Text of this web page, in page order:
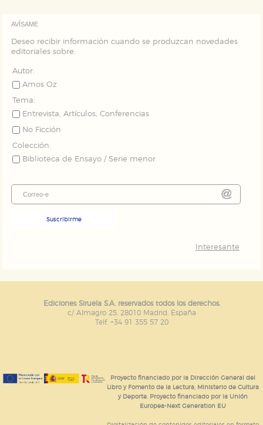
AVÍSAME
Deseo recibir información cuando se produzcan novedades
editoriales sobre:
Autor:
Amos Oz
Tema:
Entrevista, Artículos, Conferencias
No Ficción
Colección:
Biblioteca de Ensayo / Serie menor
Suscribirme
Interesante
Ediciones Siruela S.A. reservados todos los derechos.
c/ Almagro 25. 28010 Madrid. España
Telf. +34 91 355 57 20
Proyecto financiado por la Dirección General del
Libro y Fomento de la Lectura, Ministerio de Cultura
y Deporte. Proyecto financiado por la Unión
Europea-Next Generation EU